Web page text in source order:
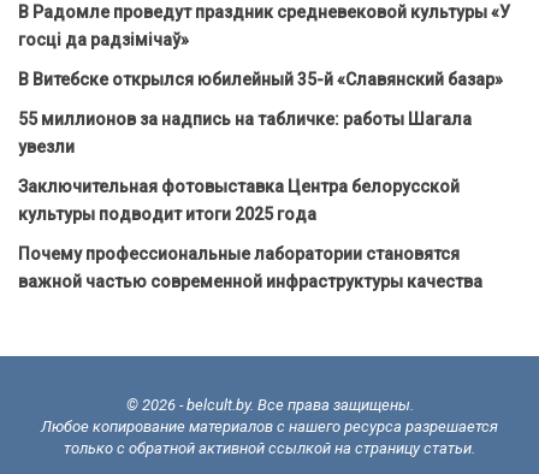
В Радомле проведут праздник средневековой культуры «У
госці да радзімічаў»
В Витебске открылся юбилейный 35-й «Славянский базар»
55 миллионов за надпись на табличке: работы Шагала
увезли
Заключительная фотовыставка Центра белорусской
культуры подводит итоги 2025 года
Почему профессиональные лаборатории становятся
важной частью современной инфраструктуры качества
© 2026 - belcult.by. Все права защищены.
Любое копирование материалов с нашего ресурса разрешается
только с обратной активной ссылкой на страницу статьи.